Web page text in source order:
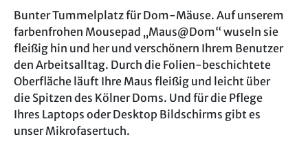
Bunter Tummelplatz für Dom-Mäuse. Auf unserem
farbenfrohen Mousepad „Maus@Dom“ wuseln sie
fleißig hin und her und verschönern Ihrem Benutzer
den Arbeitsalltag. Durch die Folien-beschichtete
Oberfläche läuft Ihre Maus fleißig und leicht über
die Spitzen des Kölner Doms. Und für die Pflege
Ihres Laptops oder Desktop Bildschirms gibt es
unser Mikrofasertuch.